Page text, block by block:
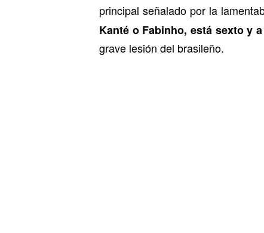
principal señalado por la
Kanté o Fabinho, está sexto y
grave lesión del brasileño.